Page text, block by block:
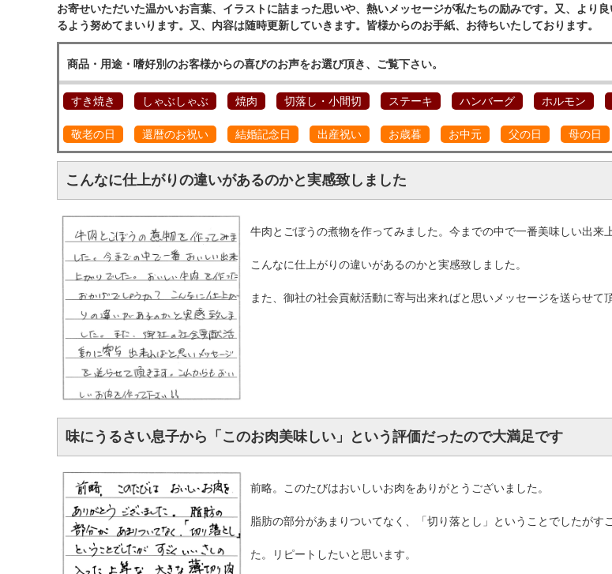
お寄せいただいた温かいお言葉、イラストに詰まった思いや、熱いメッセージが私たちの励みです。又、より
るよう努めてまいります。又、内容は随時更新していきます。皆様からのお手紙、お待ちいたしております。
商品・用途・嗜好別のお客様からの喜びのお声をお選び頂き、ご覧下さい。
すき焼き しゃぶしゃぶ 焼肉 切落し・小間切 ステーキ ハンバーグ ホルモン
敬老の日 還暦のお祝い 結婚記念日 出産祝い お歳暮 お中元 父の日 母の日
こんなに仕上がりの違いがあるのかと実感致しました
牛肉とごぼうの煮物を作ってみました。今までの中で一番美味しい出来
こんなに仕上がりの違いがあるのかと実感致しました。
また、御社の社会貢献活動に寄与出来ればと思いメッセージを送らせて
味にうるさい息子から「このお肉美味しい」という評価だったので大満足です
前略。このたびはおいしいお肉をありがとうございました。
脂肪の部分があまりついてなく、「切り落とし」ということでしたが
た。リピートしたいと思います。